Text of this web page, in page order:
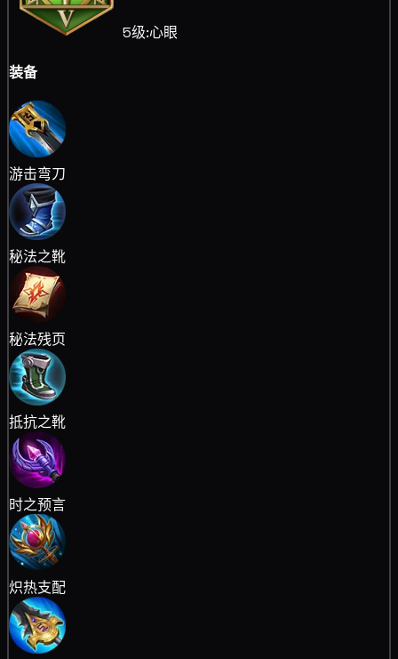
5级:心眼
装备
游击弯刀
秘法之靴
秘法残页
抵抗之靴
时之预言
炽热支配